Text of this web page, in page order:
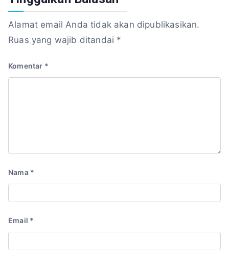
Alamat email Anda tidak akan dipublikasikan.
Ruas yang wajib ditandai *
Komentar *
Nama *
Email *